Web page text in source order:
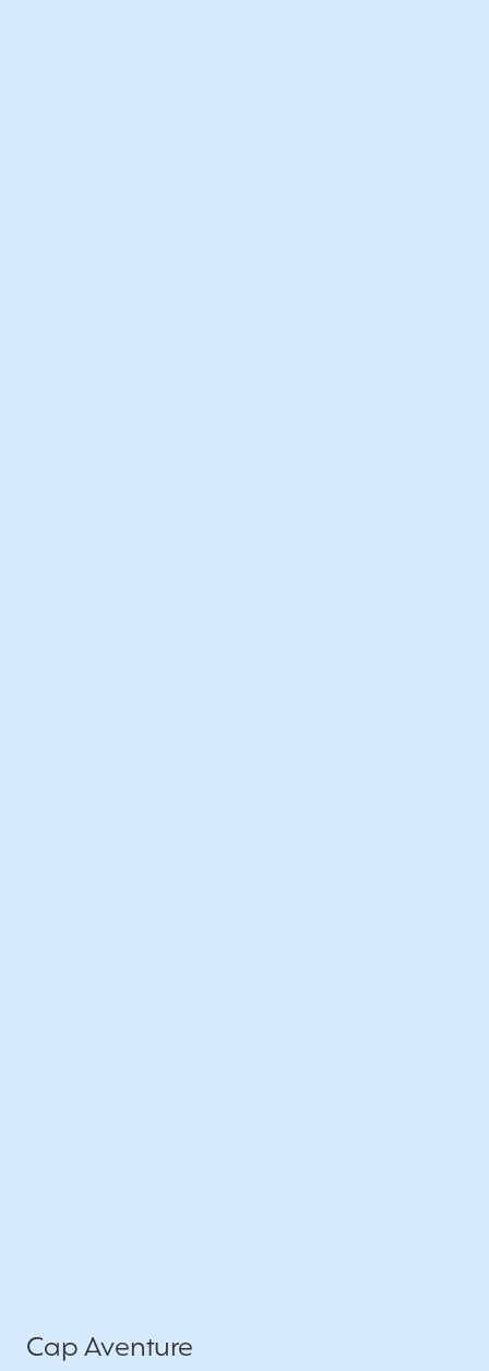
Cap Aventure